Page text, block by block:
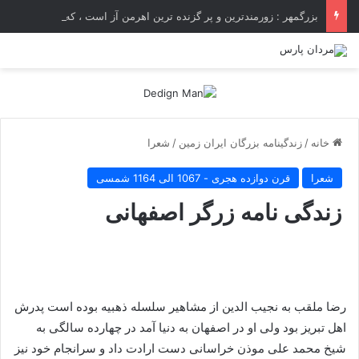
خانه / زندگینامه بزرگان ایران زمین / شعرا
شعرا قرن دوازده هجری - 1067 الی 1164 شمسی
زندگی نامه زرگر اصفهانی
رضا ملقب به نجیب الدین از مشاهیر سلسله ذهبیه بوده است پدرش
اهل تبریز بود ولی او در اصفهان به دنیا آمد در چهارده سالگی به
شیخ محمد علی موذن خراسانی دست ارادت داد و سرانجام خود نیز